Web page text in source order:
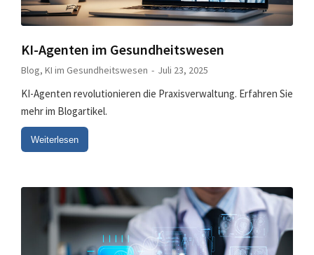
KI-Agenten im Gesundheitswesen
Blog, KI im Gesundheitswesen Juli 23, 2025
KI-Agenten revolutionieren die Praxisverwaltung. Erfahren Sie
mehr im Blogartikel.
Weiterlesen